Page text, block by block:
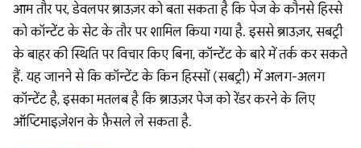
आम तौर पर, डेवलपर ब्राउज़र को बता सकता है कि पेज के कौनसे हिस्से
को कॉन्टेंट के सेट के तौर पर शामिल किया गया है. इससे ब्राउज़र, सबट्री
के बाहर की स्थिति पर विचार किए बिना, कॉन्टेंट के बारे में तर्क कर सकते
हैं. यह जानने से कि कॉन्टेंट के किन हिस्सों (सबट्री) में अलग-अलग
कॉन्टेंट है, इसका मतलब है कि ब्राउज़र पेज को रेंडर करने के लिए
ऑप्टिमाइज़ेशन के फ़ैसले ले सकता है.